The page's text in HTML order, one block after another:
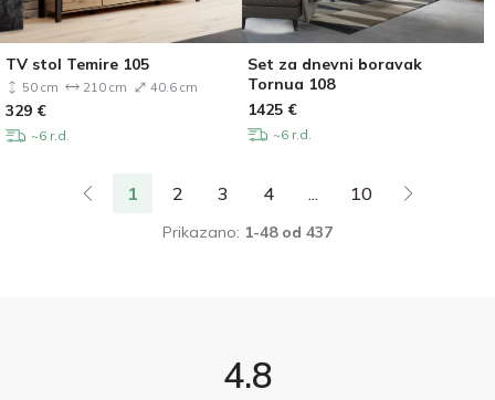
TV stol Temire 105
50 cm 210 cm 40.6 cm
329 €
~6 r.d.
Set za dnevni boravak
Tornua 108
1425 €
~6 r.d.
Prikazano: 1-48 od 437
1 2 3 4 ... 10
4.8